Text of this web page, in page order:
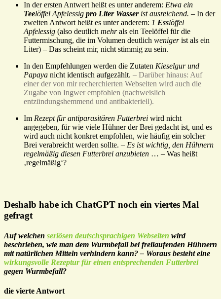
In der ersten Antwert heißt es unter anderem: Etwa ein
Teelöffel Apfelessig pro Liter Wasserist ausreichend. – In der
zweiten Antwort heißt es unter anderem: 1 Esslöffel
Apfelessig (also deutlich mehrals ein Teelöffel für die
Futtermischung, die im Volumen deutlich wenigerist als ein
Liter) – Das scheint mir, nicht stimmig zu sein.
In den Empfehlungen werden die Zutaten Kieselgur und
Papaya nicht identisch aufgezählt. – Darüber hinaus: Auf
einer der von mir recherchierten Webseiten wird auch die
Zugabe von Ingwer empfohlen (nachweislich
entzündungshemmend und antibakteriell).
Im Rezept für antiparasitären Futterbrei wird nicht
angegeben, für wie viele Hühner der Brei gedacht ist, und es
wird auch nicht konkret empfohlen, wie häufig ein solcher
Brei verabreicht werden sollte. – Es ist wichtig, den Hühnern
regelmäßig diesen Futterbrei anzubieten … – Was heißt
‚regelmäßig‘?
Deshalb habe ich ChatGPT noch ein viertes Mal
gefragt
Auf welchen seriösen deutschsprachigen Webseiten wird
beschrieben, wie man dem Wurmbefall bei freilaufenden Hühnern
mit natürlichen Mitteln verhindern kann? – Woraus besteht eine
wirkungsvolle Rezeptur für einen entsprechenden Futterbrei
gegen Wurmbefall?
die vierte Antwort